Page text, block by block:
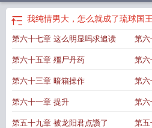
我纯情男大，怎么就成了琉球国王
第六十七章 这么明显吗求追读 第六
第六十五章 殭尸丹药 第六
第六十三章 暗箱操作 第六
第六十一章 提升 第六
第五十九章 被龙阳君点讚了 第五